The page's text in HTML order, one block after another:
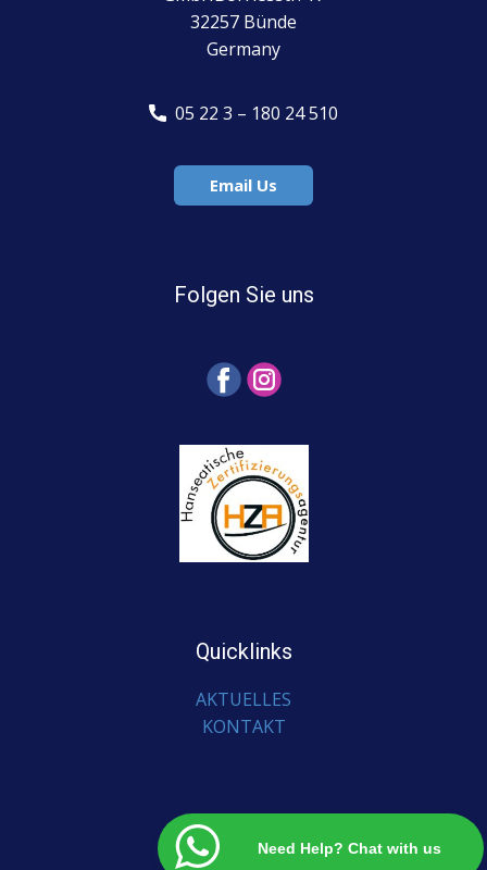
32257 Bünde
Germany
​ 05 22 3 – 180 24 510
Email Us
Folgen Sie uns
Quicklinks
AKTUELLES
KONTAKT
Need Help? Chat with us